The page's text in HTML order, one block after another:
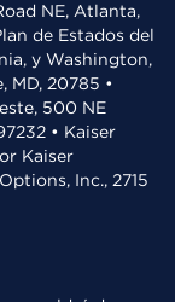
NE, Atlanta,
de Estados del
y Washington,
MD, 20785 •
500 NE
• Kaiser
Kaiser
Inc., 2715